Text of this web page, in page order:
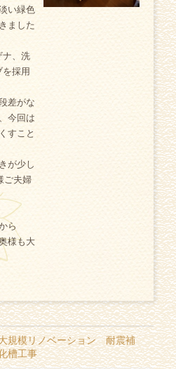
い緑色
ました
ナ、洗
を採用
差がな
今回は
すこと
が少し
ご夫婦
ら
様も大
規模リノベーション 耐震補
槽工事